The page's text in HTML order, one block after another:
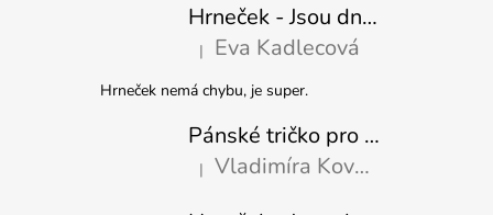
Hrneček - Jsou dny, kdy mě dokáže nasrat i vzduch - Sova
Hodnocení produktu je 5 z 5 hvězdiček.
| Eva Kadlecová
Hrneček nemá chybu, je super.
Pánské tričko pro nejlepšího tatínka
Hodnocení produktu je 5 z 5 hvězdiček.
|
Vladimíra Kovaříková